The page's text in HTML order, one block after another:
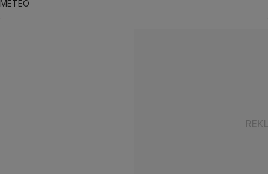
METEO